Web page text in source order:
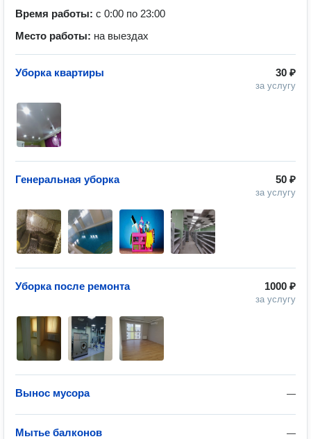
Время работы: с 0:00 по 23:00
Место работы: на выездах
30 ₽
за услугу
Уборка квартиры
50 ₽
за услугу
Генеральная уборка
1000 ₽
за услугу
Уборка после ремонта
—
Вынос мусора
—
Мытье балконов